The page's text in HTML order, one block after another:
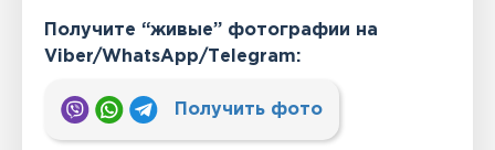
Получите “живые” фотографии на
Viber/WhatsApp/Тelegram:
Получить фото